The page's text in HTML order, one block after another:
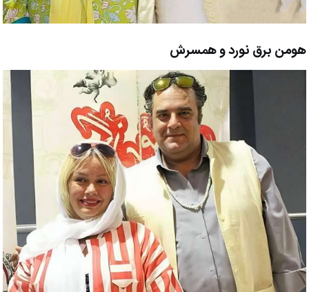
هومن برق نورد و همسرش